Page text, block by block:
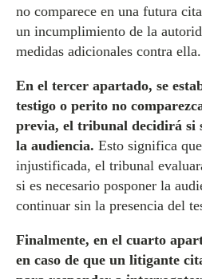
no comparece en una futura
un incumplimiento de la
medidas adicionales contra ella.
En el tercer apartado, se
testigo o perito no
previa, el tribunal decidirá si
la audiencia. Esto significa
injustificada, el tribunal
si es necesario posponer la
continuar sin la presencia del
Finalmente, en el cuarto
en caso de que un litigante